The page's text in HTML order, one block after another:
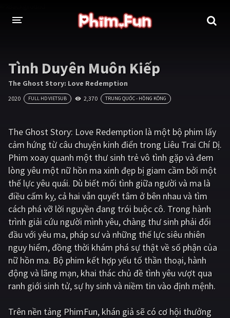
THỂ LOẠI
Thần thoại - Cổ trang Hành động
Tâm lý Chiến tranh
Kinh dị Tội phạm - Hình sự
Phiêu lưu Hài hước
Viễn tưởng Khoa học - Tài liệu
Hoạt hình Thể thao
Tình cảm - Lãng mạn Kỳ ảo
Giật gân Gia đình
Bí ẩn Lịch sử
Viễn Tây Tiểu sử
GameShow DramaTV
Tình Duyên Muôn Kiếp
The Ghost Story: Love Redemption
2020 FULL HD VIETSUB 2,370 TRUNG QUỐC - HỒNG KÔNG
The Ghost Story: Love Redemption là một bộ phim lấy
cảm hứng từ câu chuyện kinh điển trong Liêu Trai Chí Dị.
Phim xoay quanh một thư sinh trẻ vô tình gặp và đem
lòng yêu một nữ hồn ma xinh đẹp bị giam cầm bởi một
thế lực yêu quái. Dù biết mối tình giữa người và ma là
điều cấm kỵ, cả hai vẫn quyết tâm ở bên nhau và tìm
cách phá vỡ lời nguyền đang trói buộc cô. Trong hành
trình giải cứu người mình yêu, chàng thư sinh phải đối
đầu với yêu ma, pháp sư và những thế lực siêu nhiên
nguy hiểm, đồng thời khám phá sự thật về số phận của
nữ hồn ma. Bộ phim kết hợp yếu tố thần thoại, hành
động và lãng mạn, khai thác chủ đề tình yêu vượt qua
ranh giới sinh tử, sự hy sinh và niềm tin vào định mệnh.
Trên nền tảng PhimFun, khán giả sẽ có cơ hội thưởng